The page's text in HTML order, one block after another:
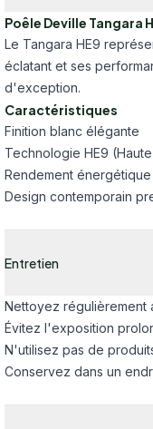
Poêle Deville Tangara
Le Tangara HE9
éclatant et ses
d'exception.
Caractéristiques
Finition blanc élégante
Technologie HE9
Rendement énergétique
Design contemporain
Entretien
Nettoyez régulièrement
Évitez l'exposition
N'utilisez pas de
Conservez dans un